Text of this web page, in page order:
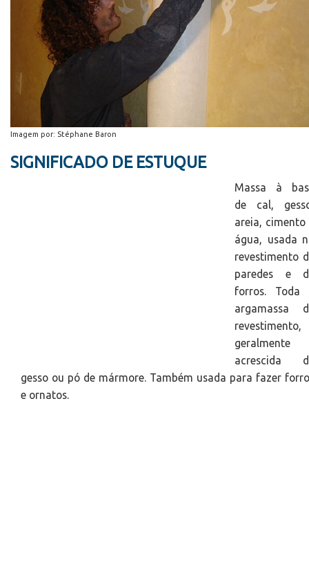
Imagem por: Stéphane Baron
SIGNIFICADO DE ESTUQUE
Massa à
de cal,
areia, cimento
água, usada
revestimento
paredes e
forros. Toda
argamassa
revestimento,
geralmente
acrescida
gesso ou pó de mármore. Também usada para fazer
e ornatos.